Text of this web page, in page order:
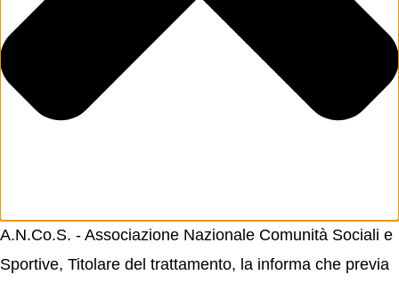
A.N.Co.S. - Associazione Nazionale Comunità Sociali e
Sportive, Titolare del trattamento, la informa che previa